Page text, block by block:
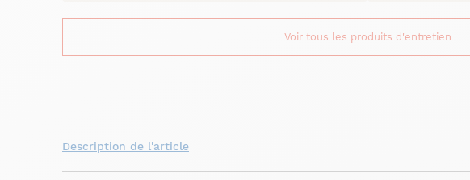
Voir tous les produits d'entretien
Description de l'article